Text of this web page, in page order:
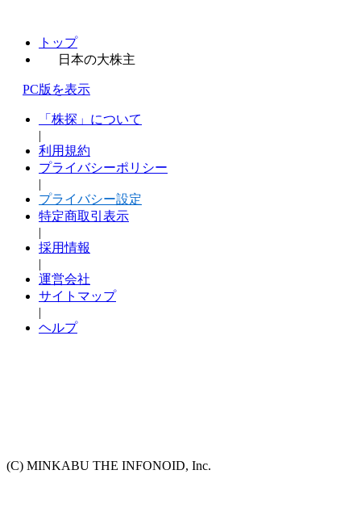
トップ
日本の大株主
PC版を表示
「株探」について
|
利用規約
プライバシーポリシー
|
プライバシー設定
特定商取引表示
|
採用情報
|
運営会社
サイトマップ
|
ヘルプ
(C) MINKABU THE INFONOID, Inc.